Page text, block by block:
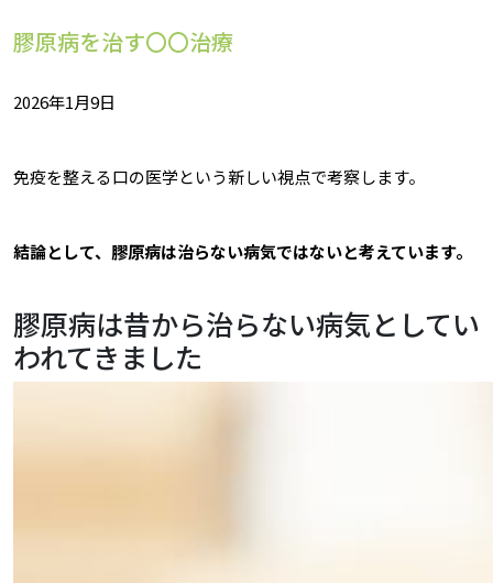
膠原病を治す〇〇治療
2026年1月9日
免疫を整える口の医学という新しい視点で考察します。
結論として、膠原病は治らない病気ではないと考えています。
膠原病は昔から治らない病気としてい
われてきました